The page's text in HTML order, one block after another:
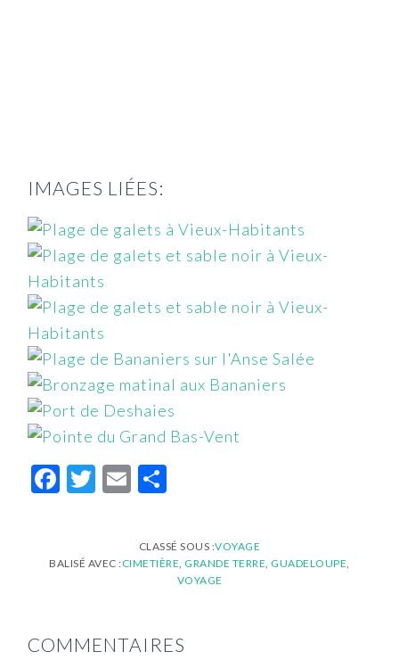
IMAGES LIÉES:
Facebook
Twitter
Email
CLASSÉ SOUS :VOYAGE
BALISÉ AVEC :CIMETIÈRE GRANDE TERRE GUADELOUPE
VOYAGE
DU
COMMENTAIRES